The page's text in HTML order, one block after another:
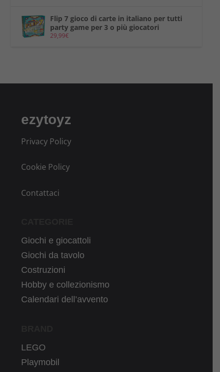
Flip 7 gioco di carte in italiano per tutti
party game per 3 o più giocatori
29,99€
ezytoyz
Privacy Policy
Cookie Policy
Contattaci
Giochi e giocattoli
Giochi da tavolo
Costruzioni
Hobby e collezionismo
Calendari dell’avvento
LEGO
Playmobil